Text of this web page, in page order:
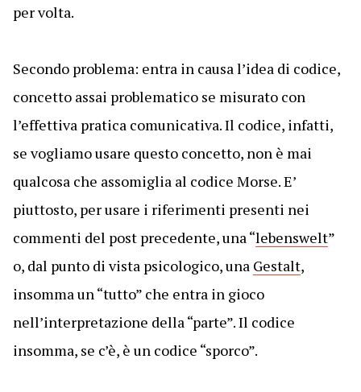
per volta.
Secondo problema: entra in causa l’idea di codice,
concetto assai problematico se misurato con
l’effettiva pratica comunicativa.Il codice, infatti,
se vogliamo usare questo concetto, non è mai
qualcosa che assomiglia al codice Morse. E’
piuttosto, per usare i riferimenti presenti nei
commenti del post precedente, una “lebenswelt”
o, dal punto di vista psicologico, una Gestalt,
insomma un “tutto” che entra in gioco
nell’interpretazione della “parte”. Il codice
insomma, se c’è, è un codice “sporco”.